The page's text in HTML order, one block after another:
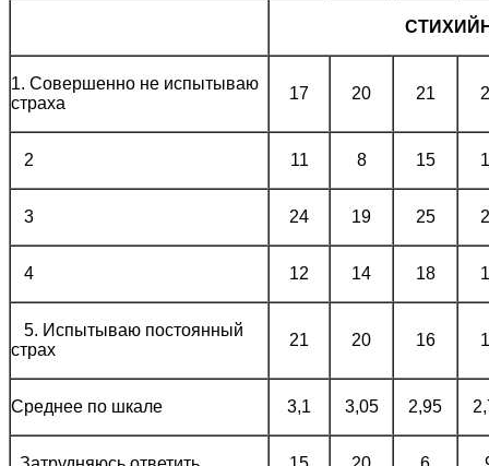
1. Совершенно не испытываю
страха
17 20 21
2 11 8 15
3 24 19 25
4 12 14 18
5. Испытываю постоянный
страх
21 20 16
Среднее по шкале 3,1 3,05 2,95